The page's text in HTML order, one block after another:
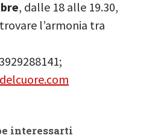
, dalle 18 alle 19.30,
l’armonia tra
interessarti